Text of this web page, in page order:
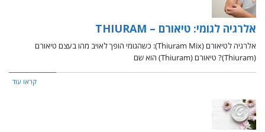
אלרגיה לגומי: טיאורם – THIURAM
אלרגיה לטיאורם (Thiuram Mix): כשהגומי הופך לאויב מהו בעצם טיאורם
(Thiuram)? טיאורם (Thiuram) הוא שם
קראו עוד